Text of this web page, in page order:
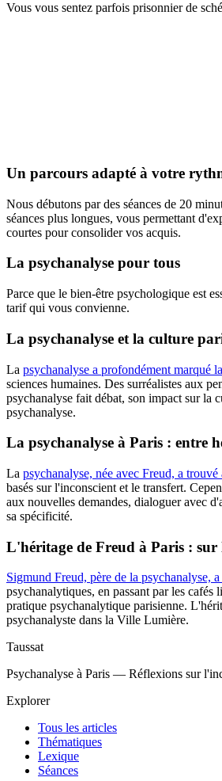
Vous vous sentez parfois prisonnier de
Un parcours adapté à votre
Nous débutons par des séances de 20
séances plus longues, vous permettant
courtes pour consolider vos acquis.
La psychanalyse pour tous
Parce que le bien-être psychologique est
tarif qui vous convienne.
La psychanalyse et la culture
La psychanalyse a profondément marqué
sciences humaines. Des surréalistes aux
psychanalyse fait débat, son impact sur la
psychanalyse.
La psychanalyse à Paris : entre
La psychanalyse, née avec Freud, a trouvé
basés sur l'inconscient et le transfert.
aux nouvelles demandes, dialoguer avec
sa spécificité.
L'héritage de Freud à Paris : sur
Sigmund Freud, père de la psychanalyse,
psychanalytiques, en passant par les
pratique psychanalytique parisienne.
psychanalyste dans la Ville Lumière.
Taussat
Psychanalyse à Paris — Réflexions sur
Explorer
Tous les articles
Thématiques
Lexique
Séances